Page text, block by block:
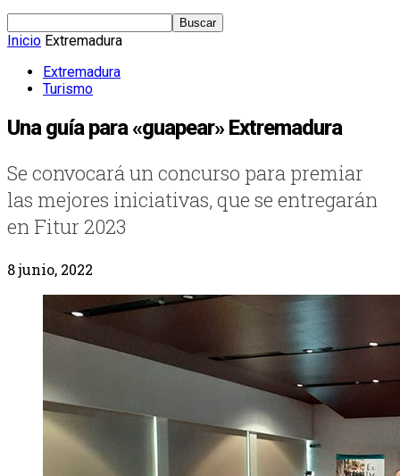
Inicio Extremadura
Extremadura
Turismo
Una guía para «guapear» Extremadura
Se convocará un concurso para premiar
las mejores iniciativas, que se entregarán
en Fitur 2023
8 junio, 2022